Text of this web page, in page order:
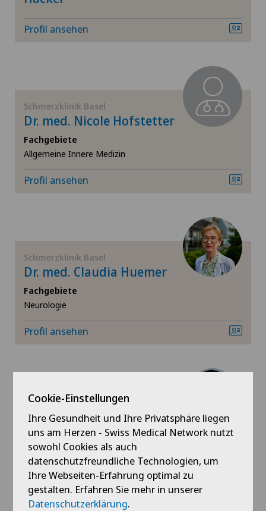
Homöopathie
Hüftprothese
Kniechirurgie
Neurologie
Physikalische- und Rehabilitationsmedizin
Psychiatrie und Psychotherapie
Schmerztherapie
Sportmedizin
Traditionelle Chinesische Medizin
Ultraschall
Wirbelsäulenchirurgie
Profil ansehen
Schmerzklinik Basel
Dr. med. Nicole Hofstetter
Fachgebiete
Allgemeine Innere Medizin
Profil ansehen
Schmerzklinik Basel
Dr. med. Claudia Huemer
Fachgebiete
Neurologie
Profil ansehen
Dr. med. Daniel
Herschkowitz
Fachgebiete
Schmerztherapie,
Anästhesiologie
Cookie-Einstellungen
Ihre Gesundheit und Ihre Privatsphäre liegen
uns am Herzen - Swiss Medical Network nutzt
sowohl Cookies als auch
datenschutzfreundliche Technologien, um
Ihre Webseiten-Erfahrung optimal zu
gestalten. Erfahren Sie mehr in unserer
Datenschutzerklärung.